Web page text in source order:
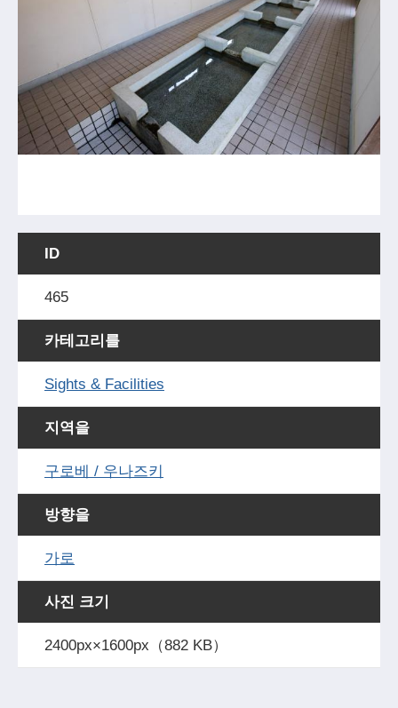
ID
465
카테고리를
Sights & Facilities
지역을
구로베 / 우나즈키
방향을
가로
사진 크기
2400px×1600px（882 KB）